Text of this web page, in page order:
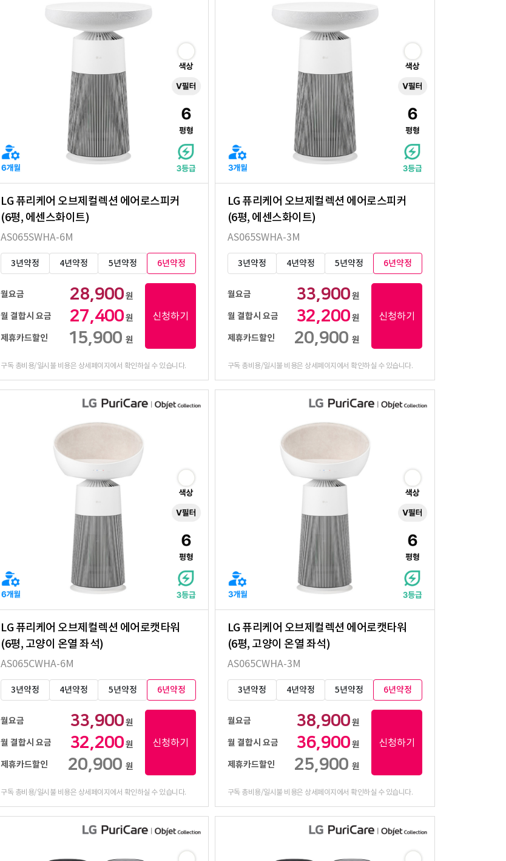
LG 퓨리케어 오브제컬렉션 에어로스피커
(6평, 에센스화이트)
AS065SWHA-6M
3년약정 4년약정 5년약정 6년약정
월요금 28,900원
월 결합시 요금
27,400원
제휴카드할인
15,900 원
신청하기
구독 총비용/일시불 비용은 상세페이지에서 확인하실 수 있습니다.
LG 퓨리케어 오브제컬렉션 에어로스피커
(6평, 에센스화이트)
AS065SWHA-3M
3년약정 4년약정 5년약정 6년약정
월요금 33,900원
월 결합시 요금
32,200원
제휴카드할인
20,900원
신청하기
구독 총비용/일시불 비용은 상세페이지에서 확인하실 수 있습니다.
LG 퓨리케어 오브제컬렉션 에어로캣타워
(6평, 고양이 온열 좌석)
AS065CWHA-6M
3년약정 4년약정 5년약정 6년약정
월요금 33,900원
월 결합시 요금
32,200원
제휴카드할인
20,900 원
신청하기
구독 총비용/일시불 비용은 상세페이지에서 확인하실 수 있습니다.
LG 퓨리케어 오브제컬렉션 에어로캣타워
(6평, 고양이 온열 좌석)
AS065CWHA-3M
3년약정 4년약정 5년약정 6년약정
월요금 38,900원
월 결합시 요금
36,900원
제휴카드할인
25,900원
신청하기
구독 총비용/일시불 비용은 상세페이지에서 확인하실 수 있습니다.